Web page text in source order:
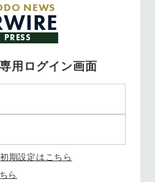
NEWS
PRESS
用ログイン画面
期設定はこちら
ら